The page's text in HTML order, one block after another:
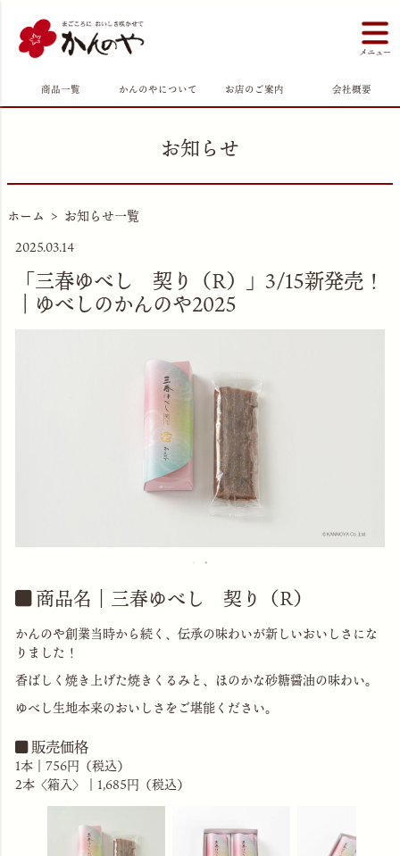
商品一覧 かんのやについて お店のご案内 会社概要
お知らせ
ホーム
お知らせ一覧
2025.03.14
「三春ゆべし 契り（R）」3/15新発売！
｜ゆべしのかんのや2025
商品名｜三春ゆべし 契り（R）
かんのや創業当時から続く、伝承の味わいが新しいおいしさにな
りました！
香ばしく焼き上げた焼きくるみと、ほのかな砂糖醤油の味わい。
ゆべし生地本来のおいしさをご堪能ください。
販売価格
1本｜756円（税込）
2本〈箱入〉｜1,685円（税込）